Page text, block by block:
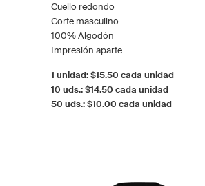
Cuello redondo
Corte masculino
100% Algodón
Impresión aparte
1 unidad: $15.50 cada unidad
10 uds.: $14.50 cada unidad
50 uds.: $10.00 cada unidad